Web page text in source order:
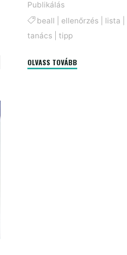
Publikálás
beall
ellenőrzés lista
tanács
tipp
OLVASS TOVÁBB"A